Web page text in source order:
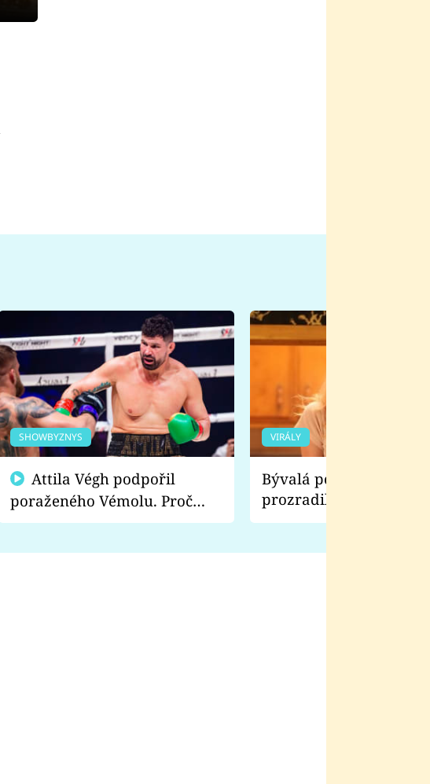
SHOWBYZNYS
poraženého Vémolu. Proč
chce raději zápasit s ním než
VIRÁLY
Bývalá pornoherečka
prozradila, co ji
natáčení Euforie.